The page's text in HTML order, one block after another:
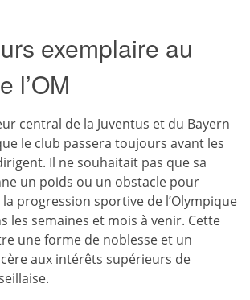
exemplaire au
l’OM
central de la Juventus et du Bayern
le club passera toujours avant les
Il ne souhaitait pas que sa
un poids ou un obstacle pour
progression sportive de l’Olympique
les semaines et mois à venir. Cette
une forme de noblesse et un
aux intérêts supérieurs de